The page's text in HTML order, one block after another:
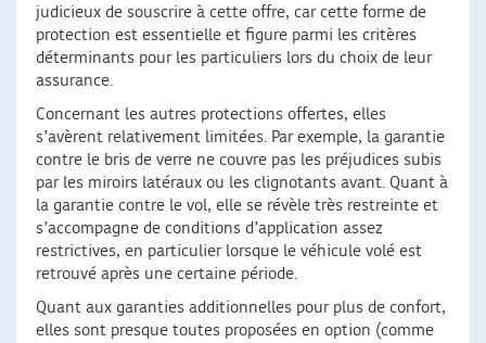
judicieux de souscrire à cette offre, car cette forme de
protection est essentielle et figure parmi les critères
déterminants pour les particuliers lors du choix de leur
assurance.
Concernant les autres protections offertes, elles
s’avèrent relativement limitées. Par exemple, la garantie
contre le bris de verre ne couvre pas les préjudices subis
par les miroirs latéraux ou les clignotants avant. Quant à
la garantie contre le vol, elle se révèle très restreinte et
s’accompagne de conditions d’application assez
restrictives, en particulier lorsque le véhicule volé est
retrouvé après une certaine période.
Quant aux garanties additionnelles pour plus de confort,
elles sont presque toutes proposées en option (comme